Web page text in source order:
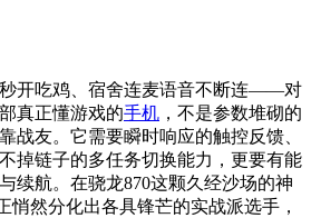
开吃鸡、宿舍连麦语音不断连——对
真正懂游戏的手机 ，不是参数堆砌的
战友。它需要瞬时响应的触控反馈、
掉链子的多任务切换能力，更要有能
续航。在骁龙870这颗久经沙场的神
悄然分化出各具锋芒的实战派选手，